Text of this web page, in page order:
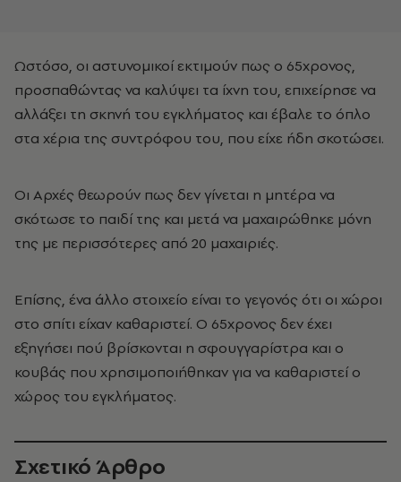
Ωστόσο, οι αστυνομικοί εκτιμούν πως ο 65χρονος,
προσπαθώντας να καλύψει τα ίχνη του, επιχείρησε να
αλλάξει τη σκηνή του εγκλήματος και έβαλε το όπλο
στα χέρια της συντρόφου του, που είχε ήδη σκοτώσει.
Οι Αρχές θεωρούν πως δεν γίνεται η μητέρα να
σκότωσε το παιδί της και μετά να μαχαιρώθηκε μόνη
της με περισσότερες από 20 μαχαιριές.
Επίσης, ένα άλλο στοιχείο είναι το γεγονός ότι οι χώροι
στο σπίτι είχαν καθαριστεί. Ο 65χρονος δεν έχει
εξηγήσει πού βρίσκονται η σφουγγαρίστρα και ο
κουβάς που χρησιμοποιήθηκαν για να καθαριστεί ο
χώρος του εγκλήματος.
Σχετικό Άρθρο